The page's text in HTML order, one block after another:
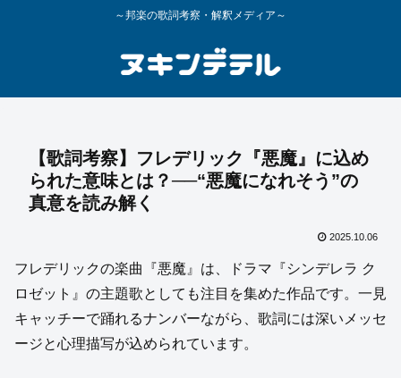
～邦楽の歌詞考察・解釈メディア～
【歌詞考察】フレデリック『悪魔』に込め
られた意味とは？──“悪魔になれそう”の
真意を読み解く
2025.10.06
フレデリックの楽曲『悪魔』は、ドラマ『シンデレラ ク
ロゼット』の主題歌としても注目を集めた作品です。一見
キャッチーで踊れるナンバーながら、歌詞には深いメッセ
ージと心理描写が込められています。